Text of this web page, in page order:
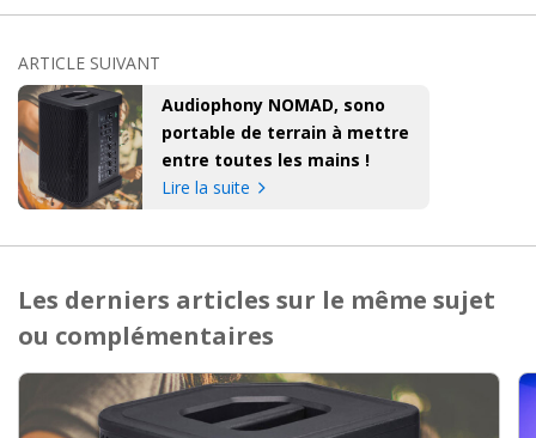
ARTICLE SUIVANT
Audiophony NOMAD, sono
portable de terrain à mettre
entre toutes les mains !
Lire la suite
Les derniers articles sur le même sujet
ou complémentaires